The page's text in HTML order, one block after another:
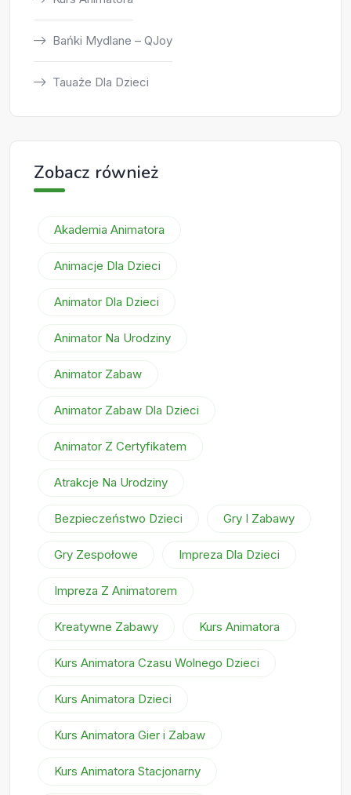
Bańki Mydlane – QJoy
Tauaże Dla Dzieci
Zobacz również
Akademia Animatora
Animacje Dla Dzieci
Animator Dla Dzieci
Animator Na Urodziny
Animator Zabaw
Animator Zabaw Dla Dzieci
Animator Z Certyfikatem
Atrakcje Na Urodziny
Bezpieczeństwo Dzieci Gry I Zabawy
Gry Zespołowe Impreza Dla Dzieci
Impreza Z Animatorem
Kreatywne Zabawy Kurs Animatora
Kurs Animatora Czasu Wolnego Dzieci
Kurs Animatora Dzieci
Kurs Animatora Gier i Zabaw
Kurs Animatora Stacjonarny